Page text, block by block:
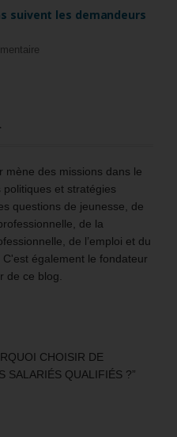
suivent les demandeurs
mène des missions dans le
politiques et stratégies
questions de jeunesse, de
de la
de l’emploi et du
également le fondateur
de ce blog.
CHOISIR DE
SALARIÉS QUALIFIÉS ?”